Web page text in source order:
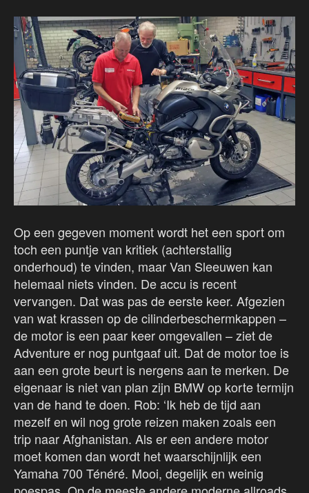
Op een gegeven moment wordt het een sport om
toch een puntje van kritiek (achterstallig
onderhoud) te vinden, maar Van Sleeuwen kan
helemaal niets vinden. De accu is recent
vervangen. Dat was pas de eerste keer. Afgezien
van wat krassen op de cilinderbeschermkappen –
de motor is een paar keer omgevallen – ziet de
Adventure er nog puntgaaf uit. Dat de motor toe is
aan een grote beurt is nergens aan te merken. De
eigenaar is niet van plan zijn BMW op korte termijn
van de hand te doen. Rob: ‘Ik heb de tijd aan
mezelf en wil nog grote reizen maken zoals een
trip naar Afghanistan. Als er een andere motor
moet komen dan wordt het waarschijnlijk een
Yamaha 700 Ténéré. Mooi, degelijk en weinig